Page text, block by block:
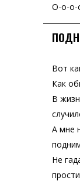
О-о-о-
Вот
Как
В
А мне
Не
прости